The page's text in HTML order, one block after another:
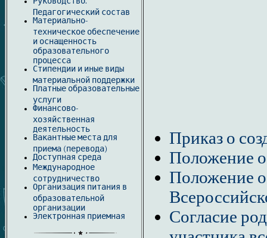
Педагогический состав
Материально-
техническое обеспечение
и оснащенность
образовательного
процесса
Стипендии и иные виды
материальной поддержки
Платные образовательные
услуги
Финансово-
хозяйственная
деятельность
Вакантные места для
приема (перевода)
Доступная среда
Международное
сотрудничество
Организация питания в
образовательной
организации
Электронная приемная
Приказ о
Положение
Положение
Согласие